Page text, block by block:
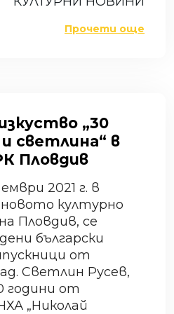
Прочети още
„30
светлина“ в
Пловдив
2021 г. в
културно
Пловдив, се
български
от
Светлин Русев,
години от
„Николай